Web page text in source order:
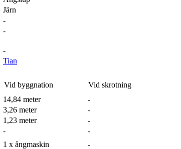
Järn
-
-
-
Tian
Vid byggnation
Vid skrotning
14,84 meter
-
3,26 meter
-
1,23 meter
-
-
-
1 x ångmaskin
-